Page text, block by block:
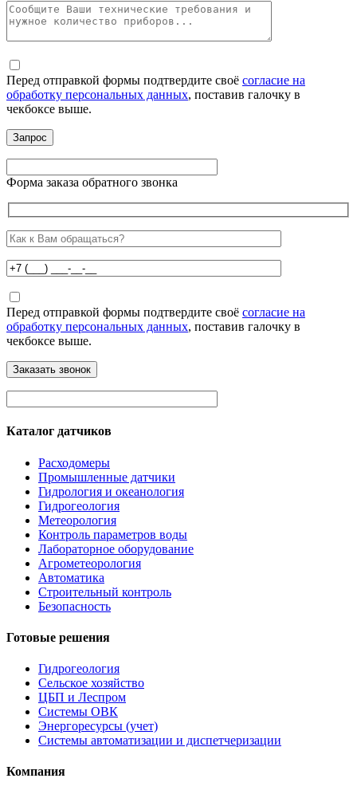
Перед отправкой формы подтвердите своё согласие на
обработку персональных данных, поставив галочку в
чекбоксе выше.
Форма заказа обратного звонка
Перед отправкой формы подтвердите своё согласие на
обработку персональных данных, поставив галочку в
чекбоксе выше.
Каталог датчиков
Расходомеры
Промышленные датчики
Гидрология и океанология
Гидрогеология
Метеорология
Контроль параметров воды
Лабораторное оборудование
Агрометеорология
Автоматика
Строительный контроль
Безопасность
Готовые решения
Гидрогеология
Сельское хозяйство
ЦБП и Леспром
Системы ОВК
Энергоресурсы (учет)
Системы автоматизации и диспетчеризации
Компания